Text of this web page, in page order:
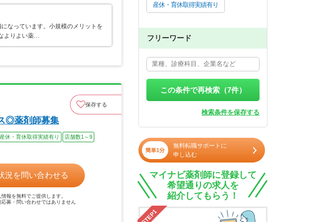
なっています。小規模のメリットを
よりよい薬…
保存する
◎薬剤師募集
産休・育休取得実績有り
店舗数1～9
況を問い合わせる
報を無料でご提供します。
募・問い合わせではありません
産休・育休取得実績有り
フリーワード
この条件で再検索（7件）
検索条件を保存する
簡単1分
無料転職サポートに
申し込む
マイナビ薬剤師に登録して
希望通りの求人を
紹介してもらう！
STEP1